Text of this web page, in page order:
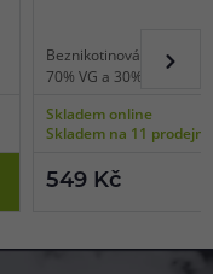
Beznikotinová báze
70% VG a 30% PG, díky
potah do plic (DL
libovolnou příchutí a
Skladem online
Skladem na 11
549 Kč